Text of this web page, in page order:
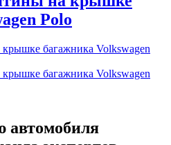
Polo
автомобиля